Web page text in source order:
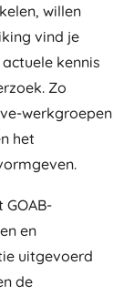
willen
vind je
kennis
Zo
werkgroepen
het
en
uitgevoerd
de